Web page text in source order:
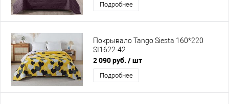
Подробнее
Покрывало Tango Siesta 160*220
SI1622-42
2 090 руб. / шт
Подробнее